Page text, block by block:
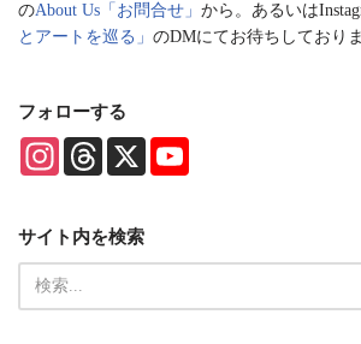
のAbout Us「お問合せ」 から。あるいは
とアートを巡る」 のDMにてお待ちしておりま
フォローする
I
g
r
a
T
d
s
X
e
サイト内を検索